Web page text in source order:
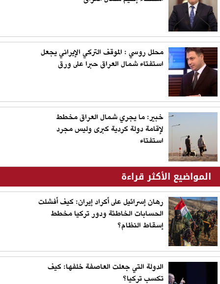
محلل روسي : الموقف التركي الإيراني يجعل
استفتاء شمال العراق حبرا على ورق
خبير: ما يجري شمال العراق مخطط
لإقامة دولة كردية كبرى وليس مجرد
استفتاء
المواضيع الأكثر قراءة
رهان إسرائيل على أكراد إيران: كيف أفشلت
الحسابات الخاطئة ودور تركيا مخطط
إسقاط النظام؟
الدولة التي جعلت العاصفة خلفها: كيف
تكسب تركيا؟